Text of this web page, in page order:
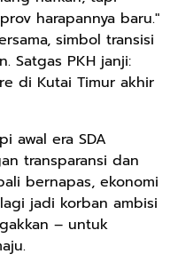
harapannya baru."
simbol transisi
Satgas PKH janji:
di Kutai Timur akhir
awal era SDA
transparansi dan
bernapas, ekonomi
jadi korban ambisi
– untuk